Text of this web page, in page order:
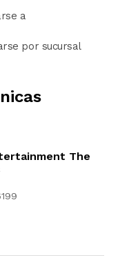
a
por sucursal
The